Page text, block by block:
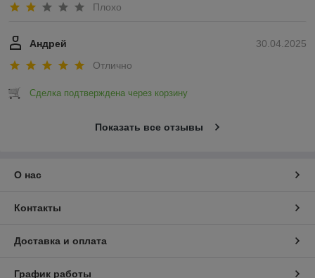
Плохо
30.04.2025
Андрей
Отлично
Сделка подтверждена через корзину
Показать все отзывы
О нас
Контакты
Доставка и оплата
График работы